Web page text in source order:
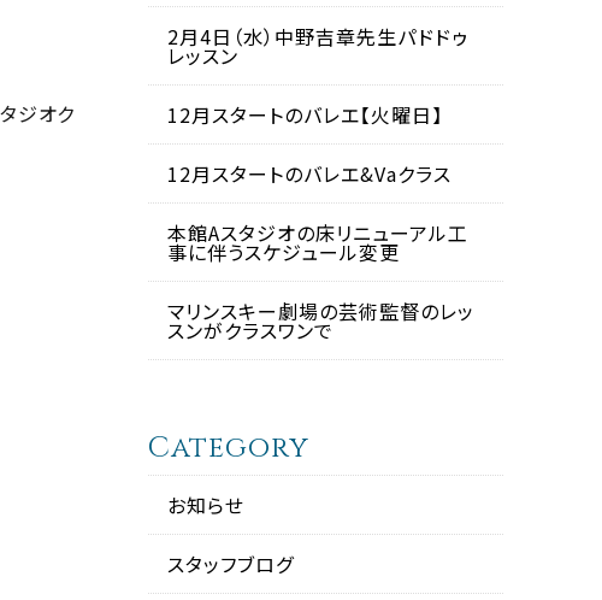
ジオク
2月4日（水）中野吉章先生パドドゥ
レッスン
12月スタートのバレエ【火曜日】
12月スタートのバレエ&Vaクラス
本館Aスタジオの床リニューアル工
事に伴うスケジュール変更
マリンスキー劇場の芸術監督のレッ
スンがクラスワンで
Category
お知らせ
スタッフブログ